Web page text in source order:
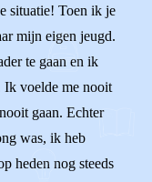
situatie! Toen ik je
mijn eigen jeugd.
te gaan en ik
voelde me nooit
gaan. Echter
was, ik heb
heden nog steeds